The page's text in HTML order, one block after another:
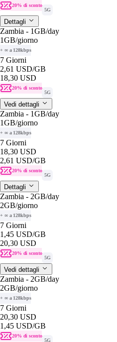
20% di sconto
5G
Dettagli
Zambia - 1GB/day
1GB/giorno
+ ∞ a 128kbps
7 Giorni
2,61 USD/GB
18,30 USD
20% di sconto
5G
Vedi dettagli
Zambia - 1GB/day
1GB/giorno
+ ∞ a 128kbps
7 Giorni
18,30 USD
2,61 USD/GB
20% di sconto
5G
Dettagli
Zambia - 2GB/day
2GB/giorno
+ ∞ a 128kbps
7 Giorni
1,45 USD/GB
20,30 USD
20% di sconto
5G
Vedi dettagli
Zambia - 2GB/day
2GB/giorno
+ ∞ a 128kbps
7 Giorni
20,30 USD
1,45 USD/GB
20% di sconto
5G